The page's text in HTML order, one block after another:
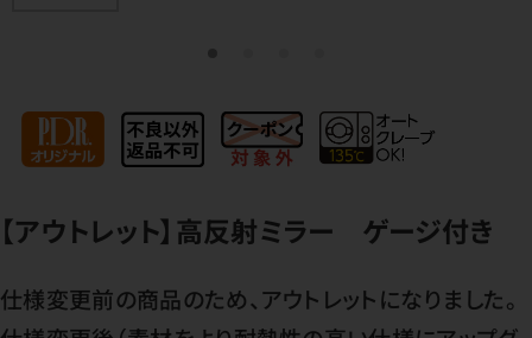
【アウトレット】高反射ミラー ゲージ付き
仕様変更前の商品のため、アウトレットになりました。